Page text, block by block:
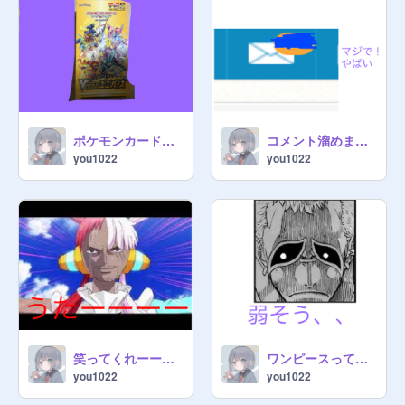
ポケモンカード開封します
you1022
コメント溜めました
you1022
笑ってくれーーーーー
you1022
ワンピースって面白いよ
you1022